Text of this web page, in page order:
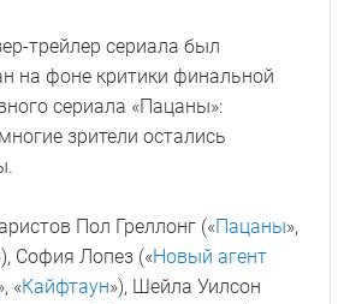
трейлер сериала был
на фоне критики финальной
сериала «Пацаны»:
зрители остались
Пол Греллонг («Пацаны»,
София Лопез («Новый агент
«Кайфтаун»), Шейла Уилсон